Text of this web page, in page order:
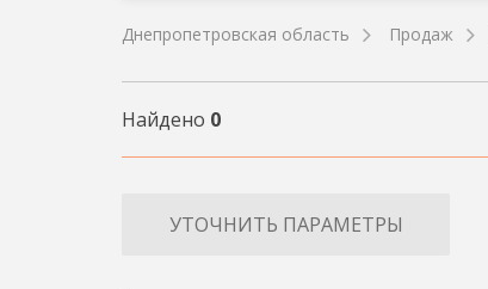
Днепропетровская область Продаж
Найдено 0
УТОЧНИТЬ ПАРАМЕТРЫ